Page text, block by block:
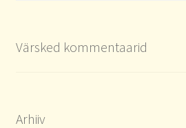
Värsked kommentaarid
Arhiiv